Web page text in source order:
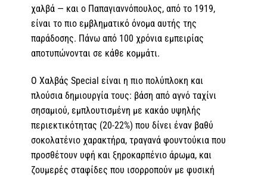
χαλβά — και ο Παπαγιαννόπουλος, από το 1919,
είναι το πιο εμβληματικό όνομα αυτής της
παράδοσης. Πάνω από 100 χρόνια εμπειρίας
αποτυπώνονται σε κάθε κομμάτι.
Ο Χαλβάς Special είναι η πιο πολύπλοκη και
πλούσια δημιουργία τους: βάση από αγνό ταχίνι
σησαμιού, εμπλουτισμένη με κακάο υψηλής
περιεκτικότητας (20-22%) που δίνει έναν βαθύ
σοκολατένιο χαρακτήρα, τραγανά φουντούκια που
προσθέτουν υφή και ξηροκαρπένιο άρωμα, και
ζουμερές σταφίδες που ισορροπούν με φυσική